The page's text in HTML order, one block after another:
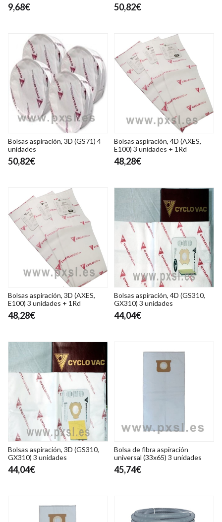
9,68€ 50,82€
Bolsas aspiración, 3D (GS71) 4
unidades
50,82€
Bolsas aspiración, 4D (AXES,
E100) 3 unidades + 1Rd
48,28€
Bolsas aspiración, 3D (AXES,
E100) 3 unidades + 1Rd
48,28€
Bolsas aspiración, 4D (GS310,
GX310) 3 unidades
44,04€
Bolsas aspiración, 3D (GS310,
GX310) 3 unidades
44,04€
Bolsa de fibra aspiración
universal (33x65) 3 unidades
45,74€